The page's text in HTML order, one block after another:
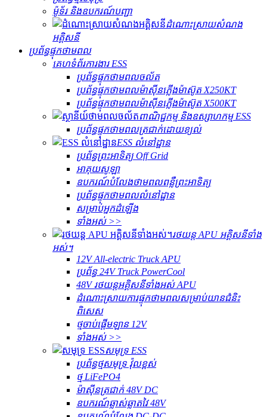
ម៉ូទ័រ និងឧបករណ៍បញ្ជា
ដំណោះស្រាយសំណង
អគ្គិសនី
ប្រព័ន្ធផ្ទុកថាមពល
គេហទំព័រការងារ ESS
ប្រព័ន្ធផ្ទុកថាមពលចល័ត
ប្រព័ន្ធផ្ទុកថាមពលម៉ាស៊ីនភ្លើងម៉ាស៊ូត X250KT
ប្រព័ន្ធផ្ទុកថាមពលម៉ាស៊ីនភ្លើងម៉ាស៊ូត X500KT
ពាណិជ្ជកម្ម និងឧស្សាហកម្ម ESS
ប្រព័ន្ធផ្ទុកថាមពលត្រជាក់ដោយខ្យល់
ESS លំនៅដ្ឋាន
ប្រព័ន្ធព្រះអាទិត្យ Off Grid
អាគុយសូឡា
ឧបករណ៍បំលែងថាមពលពន្លឺព្រះអាទិត្យ
ប្រព័ន្ធផ្ទុកថាមពលលំនៅដ្ឋាន
សម្រាប់អ្នកដំឡើង
ទាំងអស់ >>
រថយន្ត APU អគ្គិសនីទាំង
អស់។
12V All-electric Truck APU
ប្រព័ន្ធ 24V Truck PowerCool
48V រថយន្តអគ្គិសនីទាំងអស់ APU
ដំណោះស្រាយការផ្ទុកថាមពលសម្រាប់យានជំនិះ
ពិសេស
ថ្មចាប់ផ្តើមឡាន 12V
ទាំងអស់ >>
សមុទ្រ ESS
ប្រព័ន្ធថ្មសមុទ្រ វ៉ុលខ្ពស់
ថ្ម LiFePO4
ម៉ាស៊ីនត្រជាក់ 48V DC
ឧបករណ៍ឆ្លាស់ឆ្លាតវៃ 48V